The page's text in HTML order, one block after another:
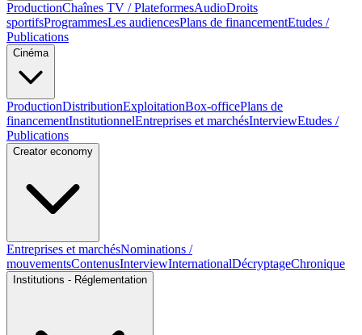
ProductionChaînes TV / PlateformesAudioDroits
sportifsProgrammesLes audiencesPlans de financementEtudes /
Publications
Cinéma
ProductionDistributionExploitationBox-officePlans de
financementInstitutionnelEntreprises et marchésInterviewEtudes /
Publications
Creator economy
Entreprises et marchésNominations /
mouvementsContenusInterviewInternationalDécryptageChronique
Institutions - Réglementation